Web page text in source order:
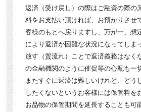
返済（受け戻し）の際はご融資の際の
料をお支払い頂ければ、お預かりさせ
客様のもとへ戻りますし、万が一、想
により返済が困難な状況になってしま
放す（質流れ）ことで返済義務はなく
の金融機関のように催促等の心配も一
またすぐに返済は難しいけれど、どう
したくないというお客様には保管料を
お品物の保管期間を延長することも可